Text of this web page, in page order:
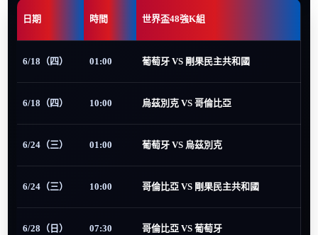
日期 時間 世界盃48強K組
6/18（四） 01:00 葡萄牙 VS 剛果民主共和國
6/18（四） 10:00 烏茲別克 VS 哥倫比亞
6/24（三） 01:00 葡萄牙 VS 烏茲別克
6/24（三） 10:00 哥倫比亞 VS 剛果民主共和國
6/28（日） 07:30 哥倫比亞 VS 葡萄牙